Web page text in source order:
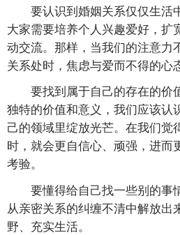
要认识到婚姻关系仅仅生活中
大家需要培养个人兴趣爱好，扩
动交流。那样，当我们的注意力
关系处时，焦虑与爱而不得的心
要找到属于自己的存在的价
独特的价值和意义，我们应该认
己的领域里绽放光芒。在我们觉
时，就会更自信心、顽强，进而
考验。
要懂得给自己找一些别的事
从亲密关系的纠缠不清中解放出
野、充实生活。